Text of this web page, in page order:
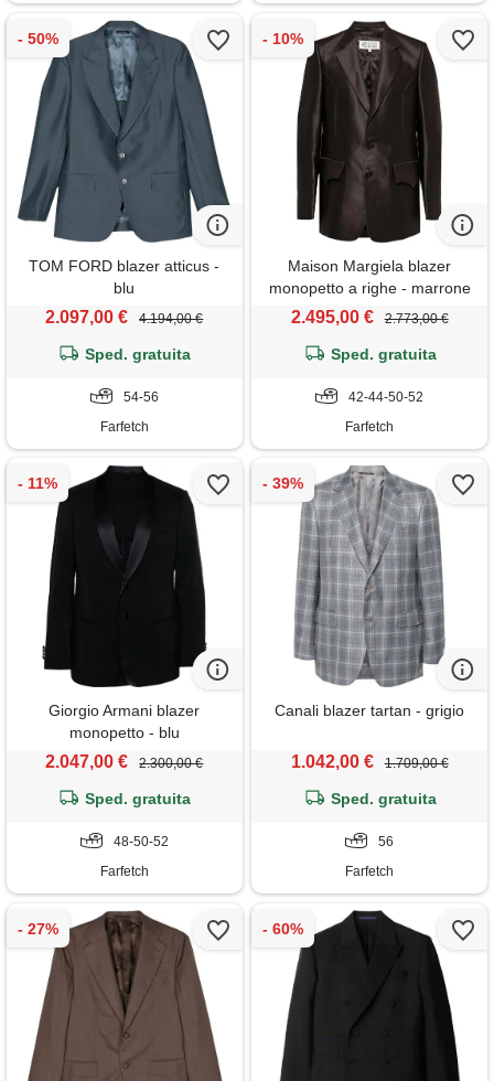
TOM FORD blazer atticus -
blu
2.097,00 € 4.194,00 €
Sped. gratuita
54-56
Farfetch
Maison Margiela blazer
monopetto a righe - marrone
2.495,00 € 2.773,00 €
Sped. gratuita
42-44-50-52
Farfetch
Giorgio Armani blazer
monopetto - blu
2.047,00 € 2.300,00 €
Sped. gratuita
48-50-52
Farfetch
Canali blazer tartan - grigio
1.042,00 € 1.709,00 €
Sped. gratuita
56
Farfetch